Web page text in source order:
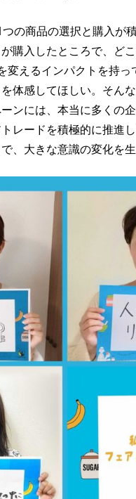
の商品の選択と購入が
購入したところで、ど
変えるインパクトを持
体感してほしい。そん
ンには、本当に多くの
レードを積極的に推進
、大きな意識の変化を